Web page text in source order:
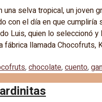
una selva tropical, un joven
con el día en que
Luis, quien lo seleccionó
fábrica llamada Chocofruts,
,chocolate,cuento,